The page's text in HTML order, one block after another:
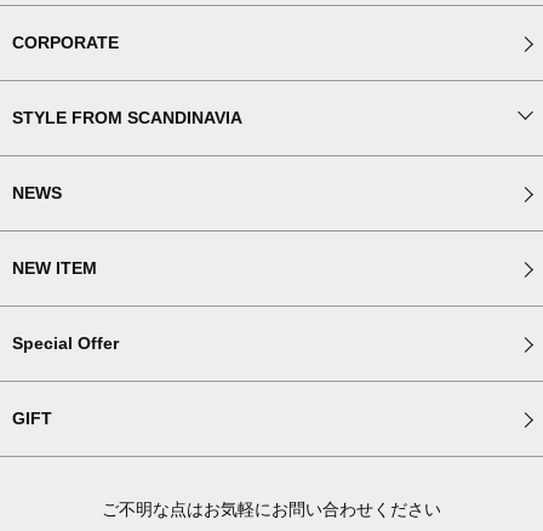
CORPORATE
STYLE FROM SCANDINAVIA
NEWS
NEW ITEM
Special Offer
GIFT
ご不明な点はお気軽にお問い合わせください